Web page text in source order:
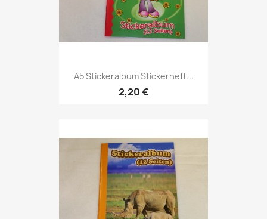
A5 Stickeralbum Stickerheft...
2,20 €